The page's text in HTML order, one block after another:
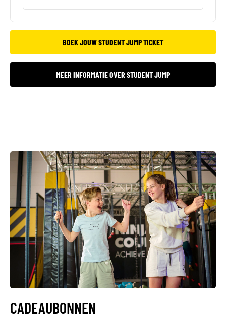
BOEK JOUW STUDENT JUMP TICKET
MEER INFORMATIE OVER STUDENT JUMP
CADEAUBONNEN